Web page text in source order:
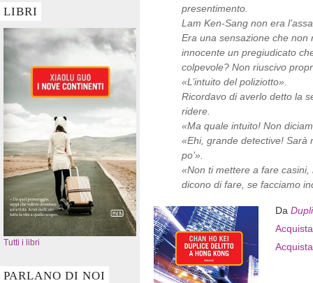
LIBRI
Tutti i libri
PARLANO DI NOI
presentimento.
Lam Ken-Sang non era
Era una sensazione che non
innocente un pregiudicato
colpevole? Non riuscivo
«L’intuito del poliziotto».
Ricordavo di averlo detto la
ridere.
«Ma quale intuito! Non
«Ehi, grande detective! Sarà
po’».
«Non ti mettere a fare
dicono di fare, se facciamo
Da